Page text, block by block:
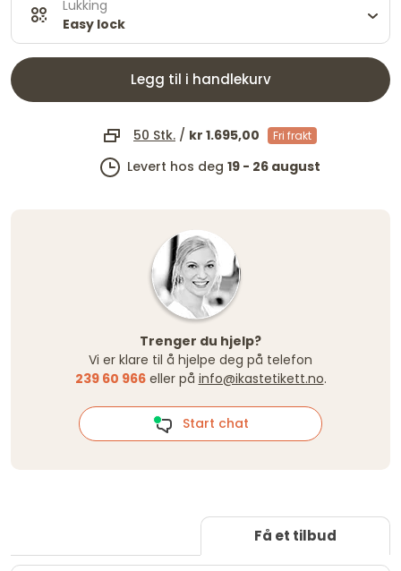
Lukking
Easy lock
Legg til i handlekurv
50 Stk. / kr 1.695,00 Fri frakt
Levert hos deg 19 - 26 august
Trenger du hjelp?
Vi er klare til å hjelpe deg på telefon
239 60 966 eller på info@ikastetikett.no.
Start chat
Få et tilbud